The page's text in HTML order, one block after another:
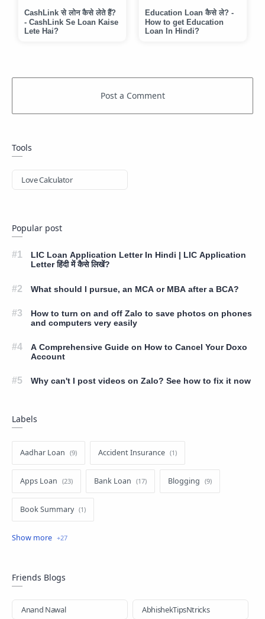
CashLink से लोन कैसे लेते हैं?
- CashLink Se Loan Kaise
Lete Hai?
Education Loan कैसे ले? -
How to get Education
Loan In Hindi?
Tools
Love Calculator
Popular post
LIC Loan Application Letter In Hindi | LIC Application
Letter हिंदी में कैसे लिखें?
What should I pursue, an MCA or MBA after a BCA?
How to turn on and off Zalo to save photos on phones
and computers very easily
A Comprehensive Guide on How to Cancel Your Doxo
Account
Why can't I post videos on Zalo? See how to fix it now
Labels
Aadhar Loan Accident Insurance
Apps Loan Bank Loan Blogging
Book Summary
business loan
Friends Blogs
Anand Nawal AbhishekTipsNtricks